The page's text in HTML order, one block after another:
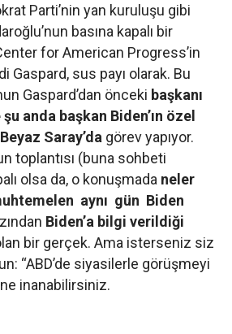
Parti’nin yan kuruluşu gibi
basına kapalı bir
for American Progress’in
Gaspard, sus payı olarak. Bu
Gaspard’dan önceki başkanı
anda başkan Biden’ın özel
Saray’da görev yapıyor.
toplantısı (buna sohbeti
olsa da, o konuşmada neler
aynı gün Biden
Biden’a bilgi verildiği
bir gerçek. Ama isterseniz siz
“ABD’de siyasilerle görüşmeyi
inanabilirsiniz.